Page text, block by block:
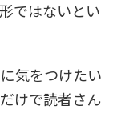
ではないとい
気をつけたい
けで読者さん